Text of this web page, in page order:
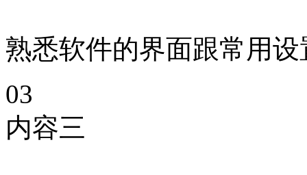
熟悉软件的界面跟常用设
03
内容三